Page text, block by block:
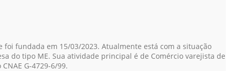
foi fundada em 15/03/2023. Atualmente está com a situação
do tipo ME. Sua atividade principal é de Comércio varejista de
G-4729-6/99.